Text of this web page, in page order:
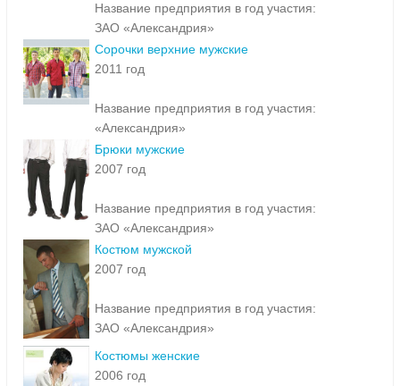
Название предприятия в год участия:
ЗАО «Александрия»
Сорочки верхние мужские
2011 год
Название предприятия в год участия:
«Александрия»
Брюки мужские
2007 год
Название предприятия в год участия:
ЗАО «Александрия»
Костюм мужской
2007 год
Название предприятия в год участия:
ЗАО «Александрия»
Костюмы женские
2006 год